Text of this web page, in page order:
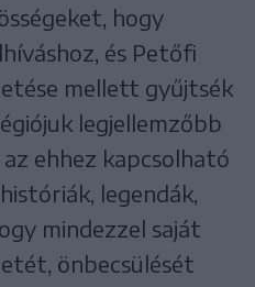
hogy
és Petőfi
mellett gyűjtsék
legjellemzőbb
ehhez kapcsolható
legendák,
mindezzel saját
önbecsülését